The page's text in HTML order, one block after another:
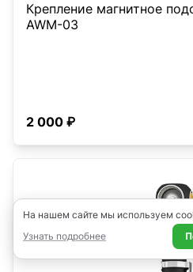
Крепление магнитное
AWM-03
2 000 ₽
На нашем сайте мы используем
Узнать подробнее